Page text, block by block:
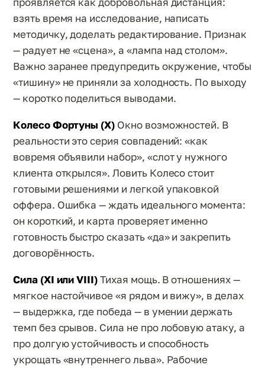
взять время на исследование, написать
методичку, доделать редактирование. Признак
— радует не «сцена», а «лампа над столом».
Важно заранее предупредить окружение, чтобы
«тишину» не приняли за холодность. По выходу
— коротко поделиться выводами.
Колесо Фортуны (X) Окно возможностей. В
реальности это серия совпадений: «как
вовремя объявили набор», «слот у нужного
клиента открылся». Ловить Колесо стоит
готовыми решениями и легкой упаковкой
оффера. Ошибка — ждать идеального момента:
он короткий, и карта проверяет именно
готовность быстро сказать «да» и закрепить
договорённость.
Сила (XI или VIII)Тихая мощь. В отношениях —
мягкое настойчивое «я рядом и вижу», в делах
— выдержка, где победа — в умении держать
темп без срывов. Сила не про лобовую атаку, а
про долгую устойчивость и способность
укрощать «внутреннего льва». Рабочие